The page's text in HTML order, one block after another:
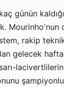
günün
Mourinho'nun
rakip
gelecek